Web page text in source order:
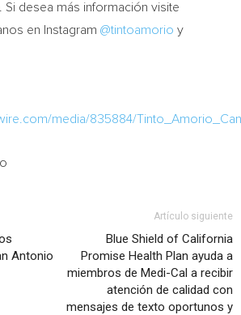
desea más información visite
en Instagram @tintoamorio y
media/835884/
Antonio
Artículo siguiente
Blue Shield of California
Promise Health Plan ayuda a
miembros de Medi-Cal a recibir
atención de calidad con
mensajes de texto oportunos y